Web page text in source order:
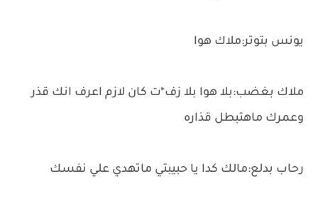
يونس بتوتر:ملاك هوا
ملاك بغضب:بلا هوا بلا زف*ت كان لازم اعرف انك قذر
وعمرك ماهتبطل قذاره
رحاب بدلع:مالك كدا يا حبيبتي ماتهدي علي نفسك